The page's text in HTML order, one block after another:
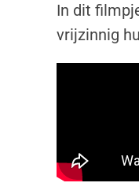
In dit
vrijzinnig